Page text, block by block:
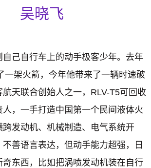
吴晓飞
己自行车上的动手极客少年。去年
一架火箭，今年他带来了一辆时速破
天联合创始人之一，RLV-T5可回收
，一手打造中国第一个民间液体火
发动机、机械制造、电气系统开
善语言表达，但动手能力超强，日
奇东西，比如把涡喷发动机装在自行